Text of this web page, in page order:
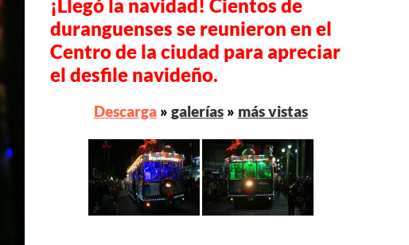
¡Llegó la navidad! Cientos de
duranguenses se reunieron en el
Centro de la ciudad para apreciar
el desfile navideño.
Descarga» galerías» más vistas